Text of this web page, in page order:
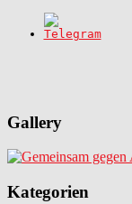
Gallery
Kategorien